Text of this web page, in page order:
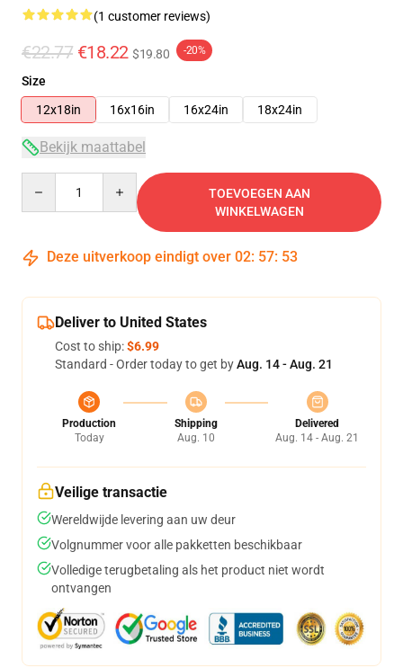
(1 customer reviews)
€22.77 €18.22 $19.80 -20%
Size
12x18in
16x16in 16x24in 18x24in
Bekijk maattabel
TOEVOEGEN AAN
WINKELWAGEN
Deze uitverkoop eindigt over 02: 57: 53
Deliver to United States
Cost to ship:$6.99
Standard - Order today to get byAug. 14 - Aug. 21
Production
Today
Shipping
Aug. 10
Delivered
Aug. 14 - Aug. 21
Veilige transactie
Wereldwijde levering aan uw deur
Volgnummer voor alle pakketten beschikbaar
Volledige terugbetaling als het product niet wordt
ontvangen